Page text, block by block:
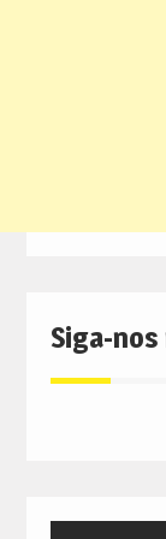
Siga-